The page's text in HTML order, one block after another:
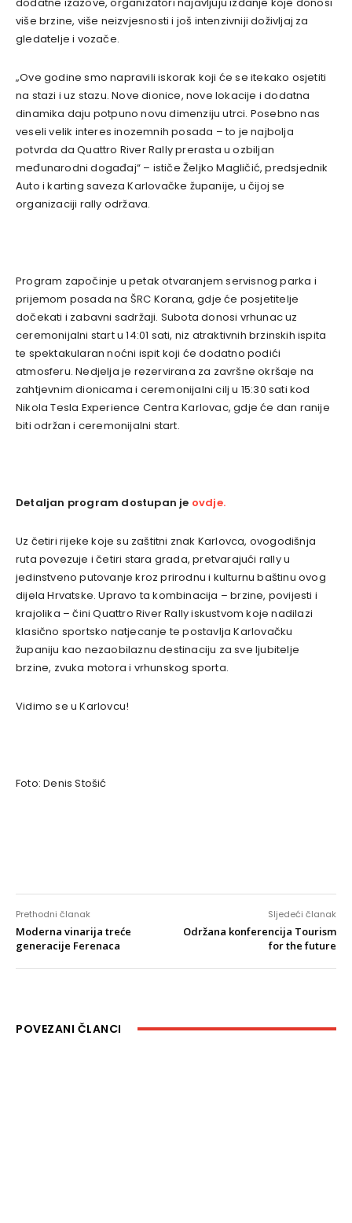
više brzine, više neizvjesnosti i još intenzivniji doživljaj za
gledatelje i vozače.
„Ove godine smo napravili iskorak koji će se itekako osjetiti
na stazi i uz stazu. Nove dionice, nove lokacije i dodatna
dinamika daju potpuno novu dimenziju utrci. Posebno nas
veseli velik interes inozemnih posada – to je najbolja
potvrda da Quattro River Rally prerasta u ozbiljan
međunarodni događaj“ – ističe Željko Magličić, predsjednik
Auto i karting saveza Karlovačke županije, u čijoj se
organizaciji rally održava.
Program započinje u petak otvaranjem servisnog parka i
prijemom posada na ŠRC Korana, gdje će posjetitelje
dočekati i zabavni sadržaji. Subota donosi vrhunac uz
ceremonijalni start u 14:01 sati, niz atraktivnih brzinskih ispita
te spektakularan noćni ispit koji će dodatno podići
atmosferu. Nedjelja je rezervirana za završne okršaje na
zahtjevnim dionicama i ceremonijalni cilj u 15:30 sati kod
Nikola Tesla Experience Centra Karlovac, gdje će dan ranije
biti održan i ceremonijalni start.
Detaljan program dostupan je ovdje.
Uz četiri rijeke koje su zaštitni znak Karlovca, ovogodišnja
ruta povezuje i četiri stara grada, pretvarajući rally u
jedinstveno putovanje kroz prirodnu i kulturnu baštinu ovog
dijela Hrvatske. Upravo ta kombinacija – brzine, povijesti i
krajolika – čini Quattro River Rally iskustvom koje nadilazi
klasično sportsko natjecanje te postavlja Karlovačku
županiju kao nezaobilaznu destinaciju za sve ljubitelje
brzine, zvuka motora i vrhunskog sporta.
Vidimo se u Karlovcu!
Foto: Denis Stošić
Prethodni članak
Moderna vinarija treće
generacije Ferenaca
Sljedeći članak
Održana konferencija Tourism
for the future
POVEZANI ČLANCI